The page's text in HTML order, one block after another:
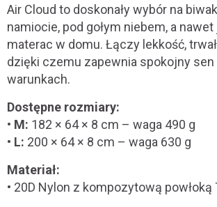
Air Cloud to doskonały wybór na
namiocie, pod gołym niebem, a
materac w domu. Łączy lekkość,
dzięki czemu zapewnia spokojny sen
warunkach.
Dostępne rozmiary:
• M: 182 × 64 × 8 cm – waga 490 g
• L: 200 × 64 × 8 cm – waga 630 g
Materiał:
• 20D Nylon z kompozytową powłoką